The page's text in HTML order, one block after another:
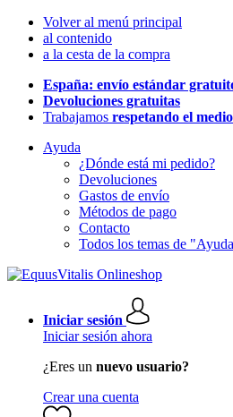
Volver al menú principal
al contenido
a la cesta de la compra
España: envío estándar
Devoluciones gratuitas
Trabajamos respetando el
Ayuda
¿Dónde está mi pedido?
Devoluciones
Gastos de envío
Métodos de pago
Contacto
Todos los temas de
Iniciar sesión
Iniciar sesión ahora
¿Eres un nuevo usuario?
Crear una cuenta